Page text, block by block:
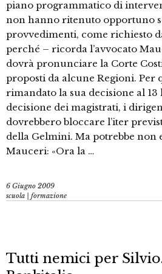
piano programmatico di
non hanno ritenuto opportuno
provvedimenti, come richiesto
perché – ricorda l’avvocato
dovrà pronunciare la Corte
proposti da alcune Regioni. Per
rimandato la sua decisione al
decisione dei magistrati, i
dovrebbero bloccare l’iter
della Gelmini. Ma potrebbe non
Mauceri: «Ora la …
6 Giugno 2009
scuola | formazione
Tutti nemici per